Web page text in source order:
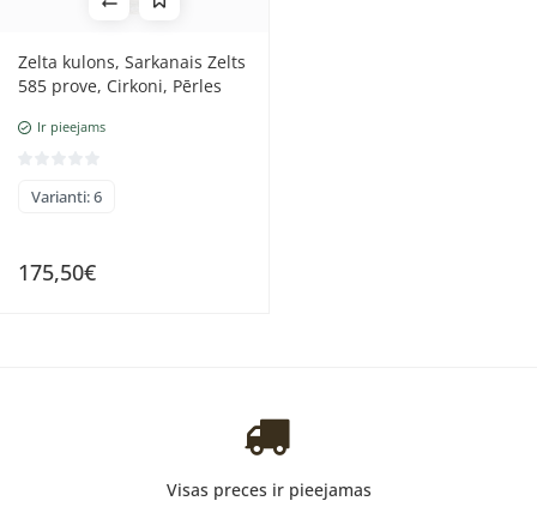
Zelta kulons, Sarkanais Zelts
585 prove, Cirkoni, Pērles
Ir pieejams
Varianti: 6
175,50€
Visas preces ir pieejamas